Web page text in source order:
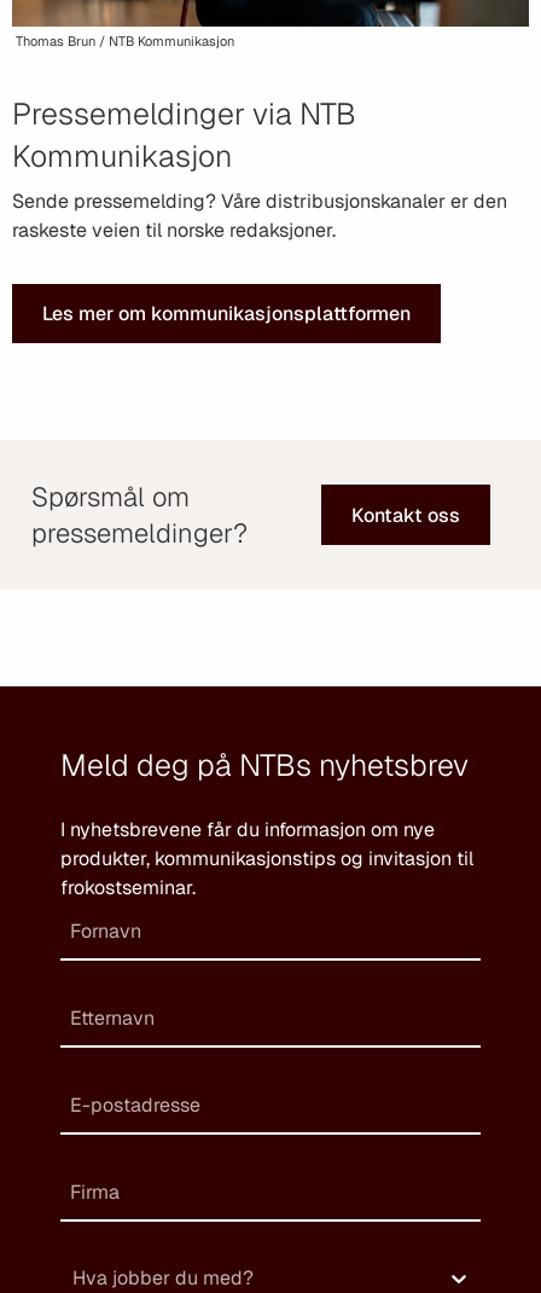
Pressemeldinger via NTB
Kommunikasjon
Sende pressemelding? Våre distribusjonskanaler er den
raskeste veien til norske redaksjoner.
Les mer om kommunikasjonsplattformen
Thomas Brun / NTB Kommunikasjon
Spørsmål om
pressemeldinger?
Kontakt oss
Meld deg på NTBs nyhetsbrev
I nyhetsbrevene får du informasjon om nye
produkter, kommunikasjonstips og invitasjon til
frokostseminar.
Hva jobber du med?